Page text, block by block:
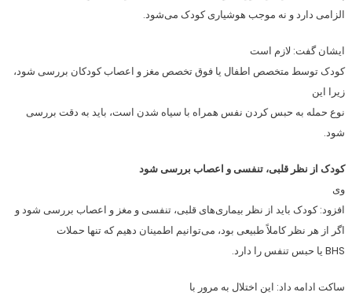
الزامی دارد و نه موجب هوشیاری کودک می‌شود.
ایشان گفت:‌ لازم است
کودک توسط متخصص اطفال یا فوق تخصص مغز و اعصاب کودکان بررسی شود،
زیرا این
نوع حمله به حبس کردن نفس همراه با سیاه شدن است، باید به دقت بررسی
شود.
کودک از نظر قلبی، تنفسی و اعصاب بررسی شود
وی
افزود: کودک باید از نظر بیماری‌های قلبی، تنفسی و مغز و اعصاب بررسی شود و
اگر از هر نظر کاملاً طبیعی بود، می‌توانیم اطمینان دهیم که تنها حملات
BHS یا حبس تنفس را دارد.
ساکت ادامه داد:‌ این اختلال به مرور با